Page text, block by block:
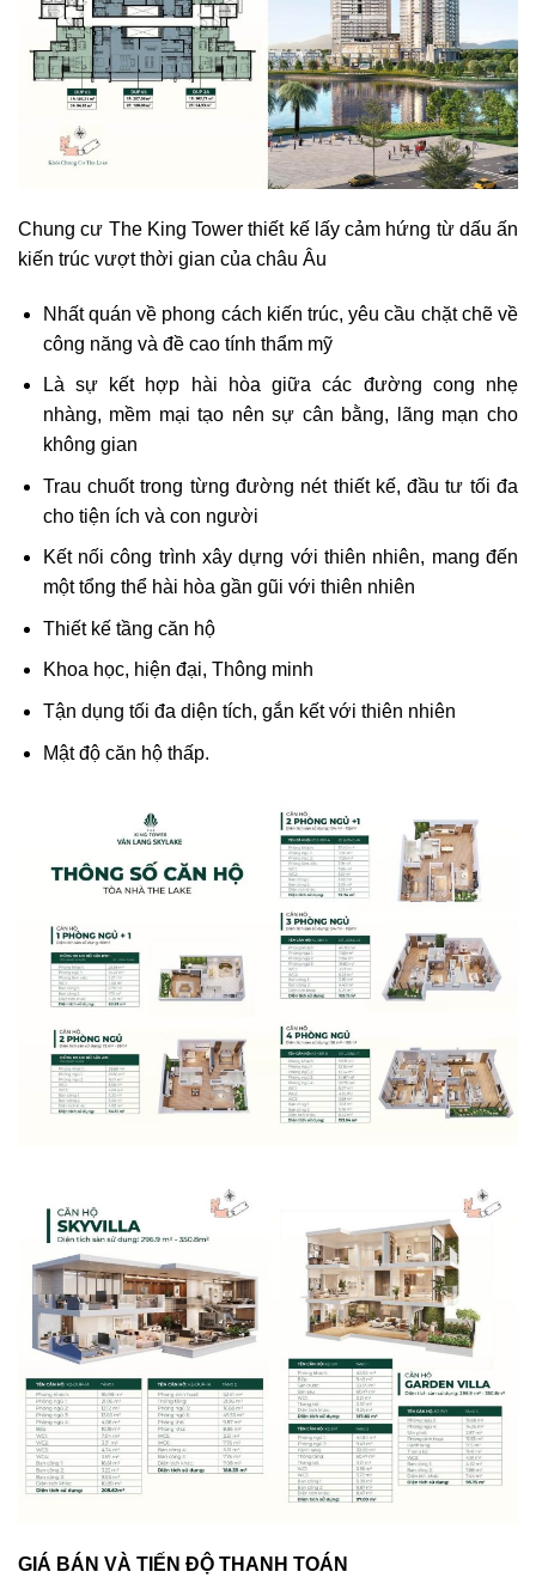
Chung cư The King Tower thiết kế lấy cảm hứng từ dấu ấn
kiến trúc vượt thời gian của châu Âu
Nhất quán về phong cách kiến trúc, yêu cầu chặt chẽ về
công năng và đề cao tính thẩm mỹ
Là sự kết hợp hài hòa giữa các đường cong nhẹ
nhàng, mềm mại tạo nên sự cân bằng, lãng mạn cho
không gian
Trau chuốt trong từng đường nét thiết kế, đầu tư tối đa
cho tiện ích và con người
Kết nối công trình xây dựng với thiên nhiên, mang đến
một tổng thể hài hòa gần gũi với thiên nhiên
Thiết kế tầng căn hộ
Khoa học, hiện đại, Thông minh
Tận dụng tối đa diện tích, gắn kết với thiên nhiên
Mật độ căn hộ thấp.
GIÁ BÁN VÀ TIẾN ĐỘ THANH TOÁN